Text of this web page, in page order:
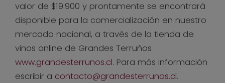
valor de $19.900 y prontamente se encontrará
disponible para la comercialización en nuestro
mercado nacional, a través de la tienda de
vinos online de Grandes Terruños
www.grandesterrunos.cl. Para más información
escribir a contacto@grandesterrunos.cl.